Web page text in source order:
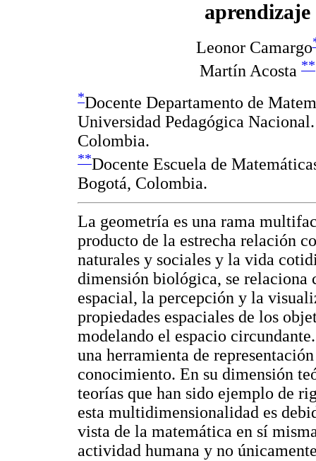
aprendizaje
Leonor Camargo
Martín Acosta **
*Docente Departamento de
Universidad Pedagógica
Colombia.
**Docente Escuela de
Bogotá, Colombia.
La geometría es una rama
producto de la estrecha relación
naturales y sociales y la vida
dimensión biológica, se relaciona
espacial, la percepción y la
propiedades espaciales de los
modelando el espacio
una herramienta de
conocimiento. En su dimensión
teorías que han sido ejemplo de
esta multidimensionalidad es
vista de la matemática en sí
actividad humana y no